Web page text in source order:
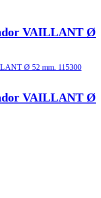
VAILLANT Ø
VAILLANT Ø